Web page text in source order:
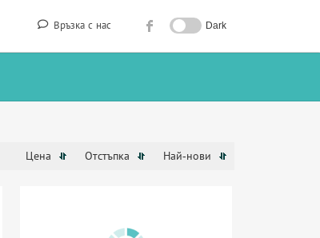
Връзка с нас Dark
Цена Отстъпка Най-нови